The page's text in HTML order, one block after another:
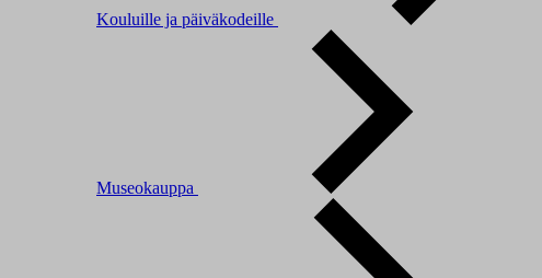
Kouluille ja päiväkodeille
Museokauppa